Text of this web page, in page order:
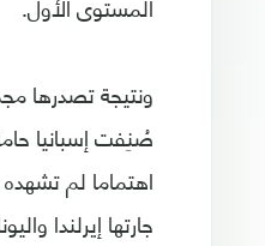
ونتيجة تصدرها
صُنِفت إسبانيا
اهتماما لم
جارتها إيرلندا